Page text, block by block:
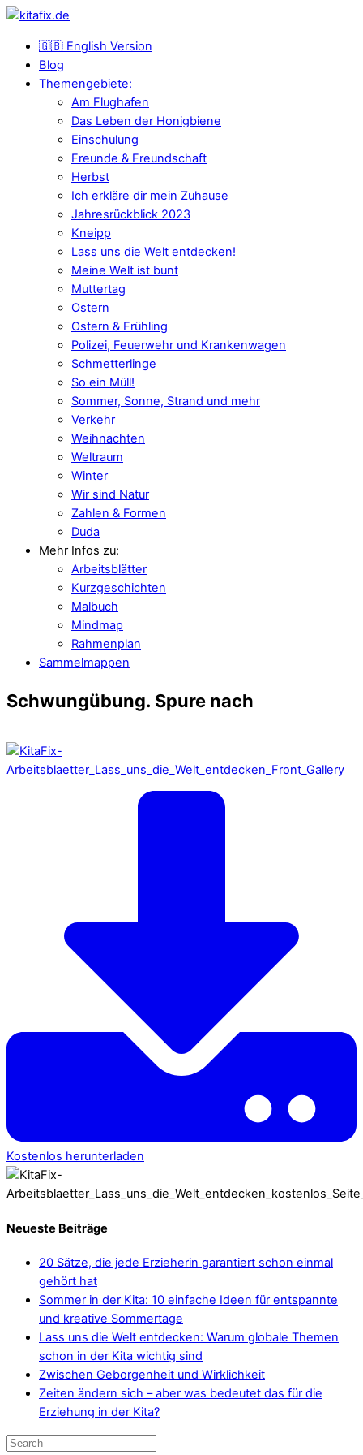
🇬🇧 English Version
Blog
Themengebiete:
Am Flughafen
Das Leben der Honigbiene
Einschulung
Freunde & Freundschaft
Herbst
Ich erkläre dir mein Zuhause
Jahresrückblick 2023
Kneipp
Lass uns die Welt entdecken!
Meine Welt ist bunt
Muttertag
Ostern
Ostern & Frühling
Polizei, Feuerwehr und Krankenwagen
Schmetterlinge
So ein Müll!
Sommer, Sonne, Strand und mehr
Verkehr
Weihnachten
Weltraum
Winter
Wir sind Natur
Zahlen & Formen
Duda
Mehr Infos zu:
Arbeitsblätter
Kurzgeschichten
Malbuch
Mindmap
Rahmenplan
Sammelmappen
Schwungübung. Spure nach
Kostenlos herunterladen
Neueste Beiträge
20 Sätze, die jede Erzieherin garantiert schon einmal
gehört hat
Sommer in der Kita: 10 einfache Ideen für entspannte
und kreative Sommertage
Lass uns die Welt entdecken: Warum globale Themen
schon in der Kita wichtig sind
Zwischen Geborgenheit und Wirklichkeit
Zeiten ändern sich – aber was bedeutet das für die
Erziehung in der Kita?